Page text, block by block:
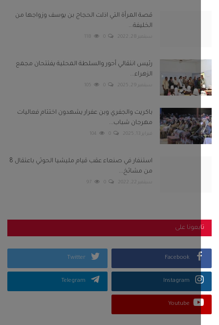
قصة المرأة التي اذلت الحجاج بن يوسف وزواجها من
الخليفة...
0
118
رئيس انتقالي أحور والسلطة المحلية يفتتحان مجمع
الزهراء...
سبتمبر 29, 2025 0
105
باكريت والجفري وبن عفرار يشهدون اختتام فعاليات
مهرجان شباب...
فبراير 13, 2025 0
104
استنفار في صنعاء عقب قيام مليشيا الحوثي باعتقال 8
من مشائخ...
0
97
على
Facebook
Twitter
Instagram
Telegram
Youtube